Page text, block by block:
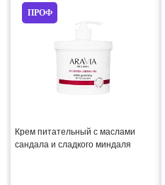
ПРОФ
Крем питательный с маслами
сандала и сладкого миндаля